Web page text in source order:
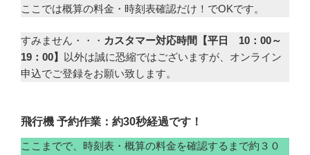
ここでは概算の料金・時刻表確認だけ！でOKです。
すみません・・・ カスタマー対応時間【平日 10：00～
19：00】
以外は誠に恐縮ではございますが、オンライン
申込でご登録をお願い致します。
飛行機 予約作業：約30秒経過です！
ここまでで、時刻表・概算の料金を確認するまで約３０